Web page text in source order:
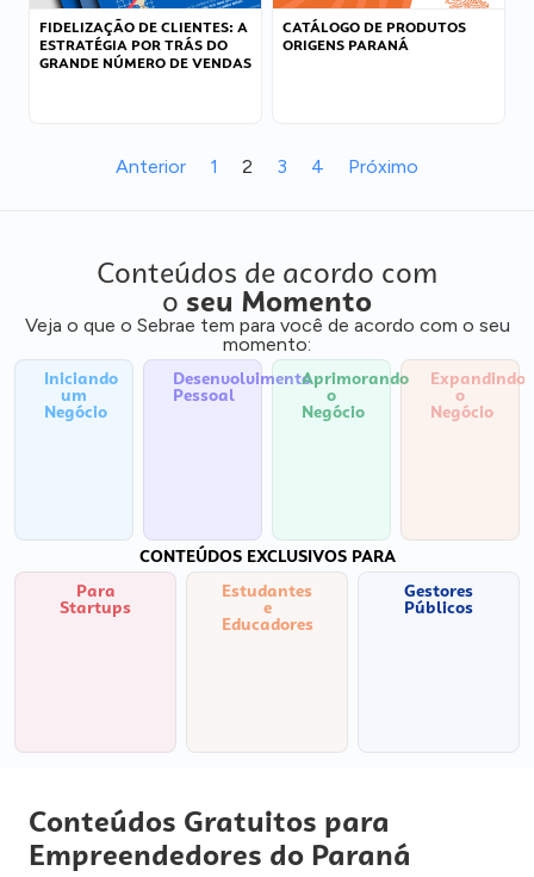
FIDELIZAÇÃO DE CLIENTES: A
ESTRATÉGIA POR TRÁS DO
GRANDE NÚMERO DE VENDAS
CATÁLOGO DE PRODUTOS
ORIGENS PARANÁ
Anterior 1 2 3 4 Próximo
Conteúdos de acordo com
o seu Momento
Veja o que o Sebrae tem para você de acordo com o seu
momento:
Iniciando
um
Negócio
Desenvolvimento
Pessoal
Aprimorando
o
Negócio
Expandindo
o
Negócio
CONTEÚDOS EXCLUSIVOS PARA
Para
Startups
Estudantes
e
Educadores
Gestores
Públicos
Conteúdos Gratuitos para
Empreendedores do Paraná